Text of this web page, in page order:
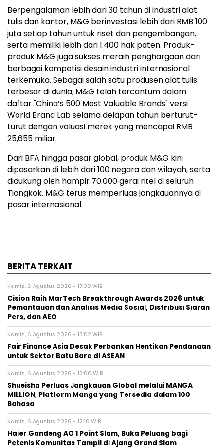
Berpengalaman lebih dari 30 tahun di industri alat
tulis dan kantor, M&G berinvestasi lebih dari RMB 100
juta setiap tahun untuk riset dan pengembangan,
serta memiliki lebih dari 1.400 hak paten. Produk-
produk M&G juga sukses meraih penghargaan dari
berbagai kompetisi desain industri internasional
terkemuka. Sebagai salah satu produsen alat tulis
terbesar di dunia, M&G telah tercantum dalam
daftar "China’s 500 Most Valuable Brands" versi
World Brand Lab selama delapan tahun berturut-
turut dengan valuasi merek yang mencapai RMB
25,655 miliar.
Dari BFA hingga pasar global, produk M&G kini
dipasarkan di lebih dari 100 negara dan wilayah, serta
didukung oleh hampir 70.000 gerai ritel di seluruh
Tiongkok. M&G terus memperluas jangkauannya di
pasar internasional.
BERITA TERKAIT
Kamis, 6 Agustus 2026 - 17:00 WIB
Cision Raih MarTech Breakthrough Awards 2026 untuk
Pemantauan dan Analisis Media Sosial, Distribusi Siaran
Pers, dan AEO
Kamis, 6 Agustus 2026 - 13:02 WIB
Fair Finance Asia Desak Perbankan Hentikan Pendanaan
untuk Sektor Batu Bara di ASEAN
Kamis, 6 Agustus 2026 - 13:00 WIB
Shueisha Perluas Jangkauan Global melalui MANGA
MILLION, Platform Manga yang Tersedia dalam 100
Bahasa
Kamis, 6 Agustus 2026 - 12:10 WIB
Haier Gandeng AO 1 Point Slam, Buka Peluang bagi
Petenis Komunitas Tampil di Ajang Grand Slam